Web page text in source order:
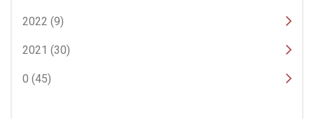
2022 (9)
2021 (30)
0 (45)